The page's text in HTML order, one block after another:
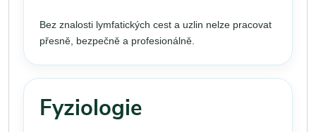
Bez znalosti lymfatických cest a uzlin nelze pracovat
přesně, bezpečně a profesionálně.
Fyziologie